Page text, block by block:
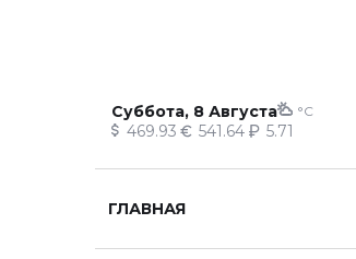
Суббота, 8 Августа °C
469.93 541.64 5.71
ГЛАВНАЯ